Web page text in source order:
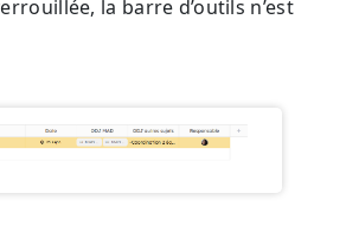
la barre d’outils n’est